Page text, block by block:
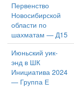
Первенство
Новосибирской
области по
шахматам — Д15
Июньский уик-
энд в ШК
Инициатива 2024
— Группа Е